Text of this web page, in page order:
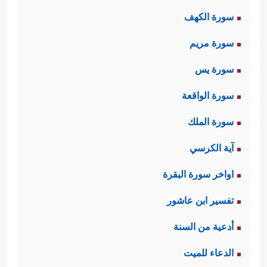
الأعمى؛ إذ جاء إلى النبيّ
يسأله في أمور دينه، فأعرَضَ عنه النبيُّ
ﷺ، وانشغل بغيره من كبراء القوم،
وكان هذا اجتهادًا منه
بهؤلاء الدعوة ويُقوِّي من عُودها، وليدفع
عن أصحابه شرَّ ما يتعرّضون له على
عاتبه على ذلك، مبيّنًا لقاعدةٍ مبدئيَّةٍ من
قواعد التعامل مع الناس
﴿١﴾
أَن جَاۤءَهُ ٱلۡأَعۡمَىٰ
سورة الكهف
سورة مريم
سورة يس
سورة الواقعة
سورة الملك
آية الكرسي
اواخر سورة البقرة
تفسير ابن عاشور
أدعية من السنة
الدعاء للميت